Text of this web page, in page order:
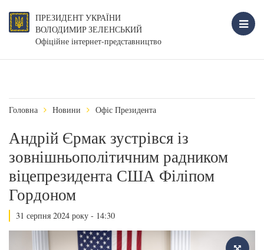
ПРЕЗИДЕНТ УКРАЇНИ
ВОЛОДИМИР ЗЕЛЕНСЬКИЙ
Офіційне інтернет-представництво
Головна Новини Офіс Президента
Андрій Єрмак зустрівся із
зовнішньополітичним радником
віцепрезидента США Філіпом
Гордоном
31 серпня 2024 року - 14:30